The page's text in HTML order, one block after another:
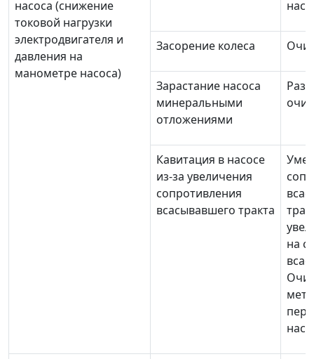
насоса (снижение
токовой нагрузки
электродвигателя и
давления на
манометре насоса)
Засорение колеса
Зарастание насоса
минеральными
отложениями
Кавитация в насосе
из-за увеличения
сопротивления
всасывавшего тракта
на